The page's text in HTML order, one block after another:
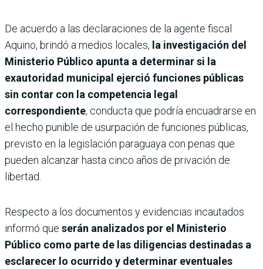
De acuerdo a las declaraciones de la agente fiscal
Aquino, brindó a medios locales, la investigación del
Ministerio Público apunta a determinar si la
exautoridad municipal ejerció funciones públicas
sin contar con la competencia legal
correspondiente, conducta que podría encuadrarse en
el hecho punible de usurpación de funciones públicas,
previsto en la legislación paraguaya con penas que
pueden alcanzar hasta cinco años de privación de
libertad.
Respecto a los documentos y evidencias incautados
informó que serán analizados por el Ministerio
Público como parte de las diligencias destinadas a
esclarecer lo ocurrido y determinar eventuales